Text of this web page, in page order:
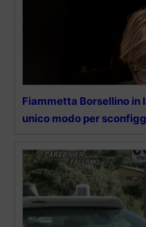
Fiammetta Borsellino in
unico modo per